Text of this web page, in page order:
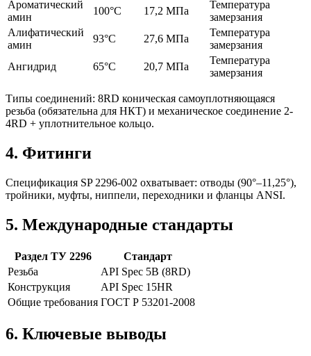
Ароматический
амин
100°C 17,2 МПа
Температура
замерзания
Алифатический
амин
93°C 27,6 МПа
Температура
замерзания
Ангидрид
65°C 20,7 МПа
Температура
замерзания
Типы соединений: 8RD коническая самоуплотняющаяся
резьба (обязательна для НКТ) и механическое соединение 2-
4RD + уплотнительное кольцо.
4. Фитинги
Спецификация SP 2296-002 охватывает: отводы (90°–11,25°),
тройники, муфты, ниппели, переходники и фланцы ANSI.
5. Международные стандарты
Раздел ТУ 2296
Стандарт
Резьба
API Spec 5B (8RD)
Конструкция
API Spec 15HR
Общие требования ГОСТ Р 53201-2008
6. Ключевые выводы